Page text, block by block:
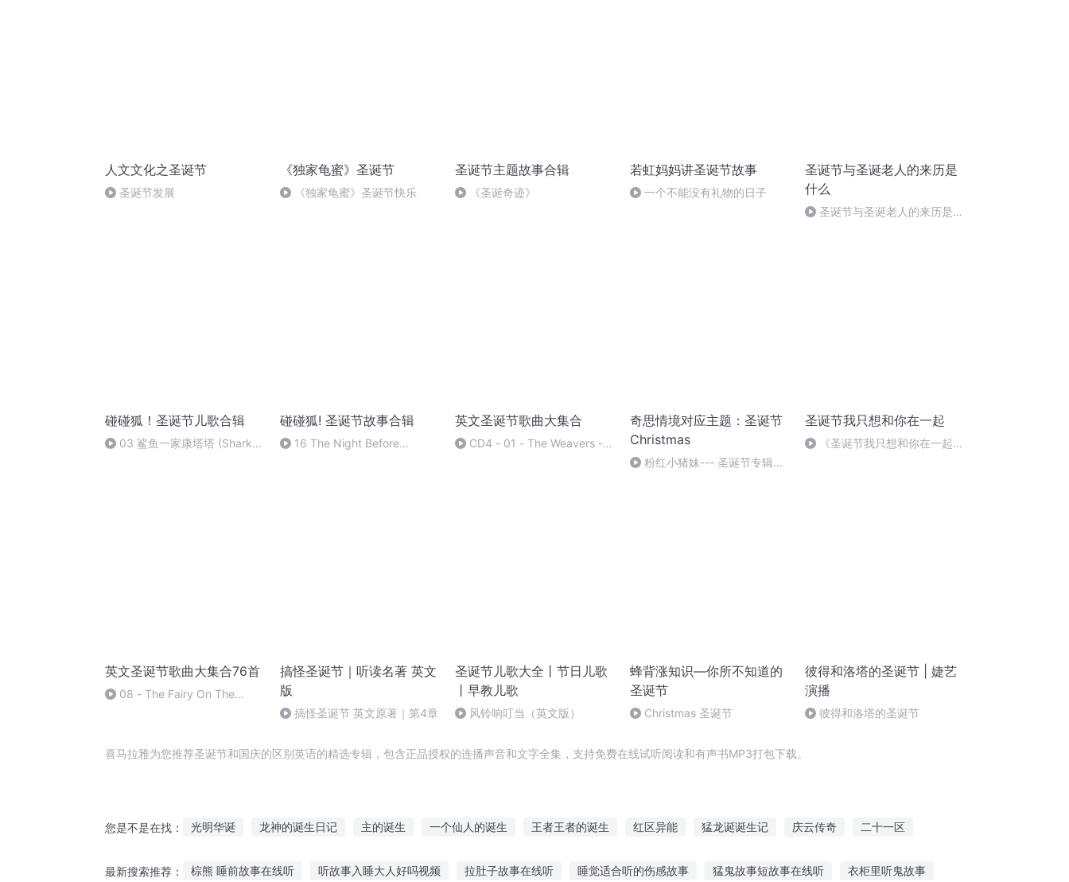
人文文化之圣诞节
圣诞节发展
《独家龟蜜》圣诞节
《独家龟蜜》圣诞节快乐
圣诞节主题故事合辑
《圣诞奇迹》
若虹妈妈讲圣诞节故事
一个不能没有礼物的日子
圣诞节与圣诞老人的来历是
什么
圣诞节与圣诞老人的来历是什
碰碰狐！圣诞节儿歌合辑
03 鲨鱼一家康塔塔 (Shark
碰碰狐! 圣诞节故事合辑
16 The Night Before
英文圣诞节歌曲大集合
CD4 - 01 - The Weavers -
奇思情境对应主题：圣诞节
Christmas
粉红小猪妹--- 圣诞节专辑
圣诞节我只想和你在一起
《圣诞节我只想和你在一起》
英文圣诞节歌曲大集合76首
08 - The Fairy On The
搞怪圣诞节｜听读名著 英文
版
搞怪圣诞节 英文原著｜第4章
圣诞节儿歌大全丨节日儿歌
丨早教儿歌
风铃响叮当（英文版）
蜂背涨知识—你所不知道的
圣诞节
Christmas 圣诞节
彼得和洛塔的圣诞节 | 婕艺
演播
彼得和洛塔的圣诞节
喜马拉雅为您推荐圣诞节和国庆的区别英语的精选专辑，包含正品授权的连播声音和文字全集，支持免费在线试听阅读和有声书MP3打包下载。
您是不是在找： 光明华诞 龙神的诞生日记 主的诞生 一个仙人的诞生 王者王者的诞生 红区异能 猛龙诞诞生记 庆云传奇 二十一区
最新搜索推荐： 棕熊 睡前故事在线听 听故事入睡大人好吗视频 拉肚子故事在线听 睡觉适合听的伤感故事 猛鬼故事短故事在线听 衣柜里听鬼故事